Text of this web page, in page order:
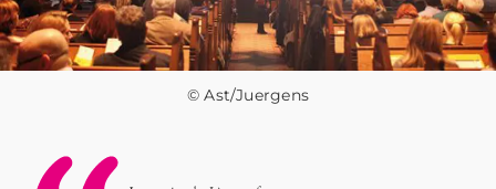
© Ast/Juergens